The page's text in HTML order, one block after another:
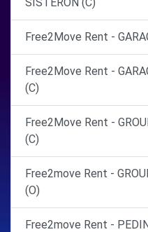
Free2Move Rent -
Free2Move Rent -
(C)
Free2Move Rent -
(C)
Free2move Rent -
(O)
Free2move Rent -